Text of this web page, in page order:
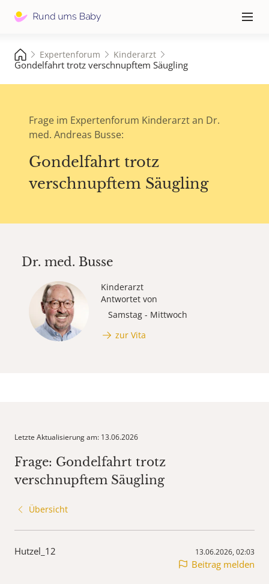
≡
Expertenforum Kinderarzt
Gondelfahrt trotz verschnupftem Säugling
Frage im Expertenforum Kinderarzt an Dr.
med. Andreas Busse:
Gondelfahrt trotz
verschnupftem Säugling
Dr. med. Busse
Kinderarzt
Antwortet von
Samstag - Mittwoch
zur Vita
Letzte Aktualisierung am: 13.06.2026
Frage: Gondelfahrt trotz
verschnupftem Säugling
Übersicht
Hutzel_12 13.06.2026, 02:03
Beitrag melden